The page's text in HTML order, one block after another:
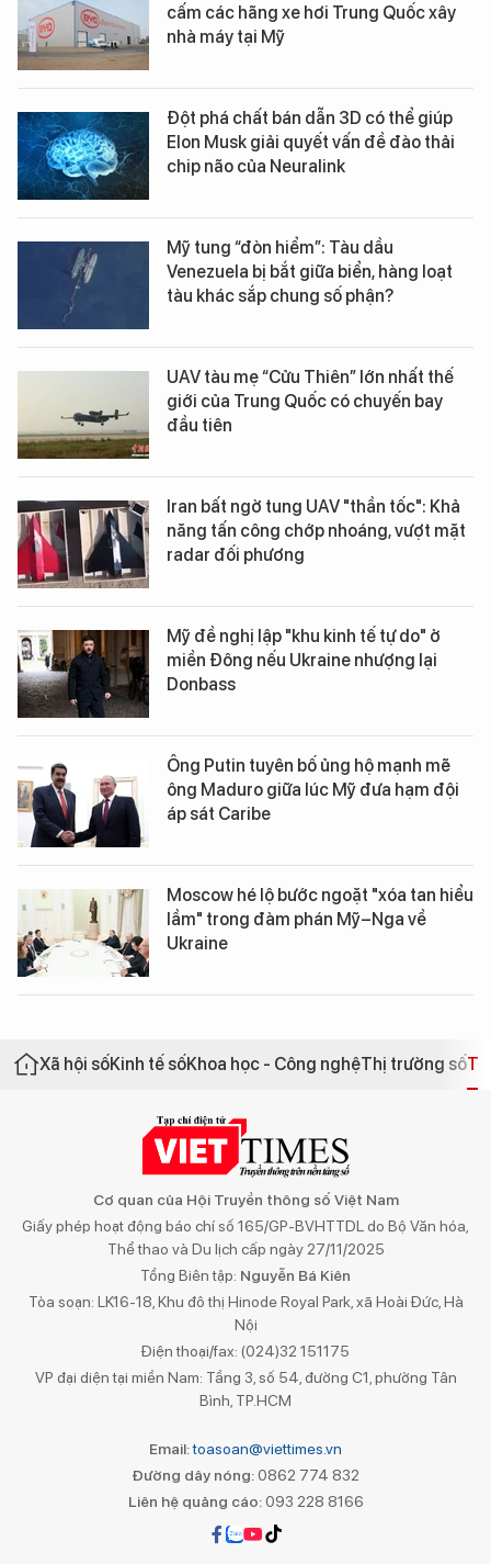
cấm các hãng xe hơi Trung Quốc xây
nhà máy tại Mỹ
Đột phá chất bán dẫn 3D có thể giúp
Elon Musk giải quyết vấn đề đào thải
chip não của Neuralink
Mỹ tung “đòn hiểm”: Tàu dầu
Venezuela bị bắt giữa biển, hàng loạt
tàu khác sắp chung số phận?
UAV tàu mẹ “Cửu Thiên” lớn nhất thế
giới của Trung Quốc có chuyến bay
đầu tiên
Iran bất ngờ tung UAV "thần tốc": Khả
năng tấn công chớp nhoáng, vượt mặt
radar đối phương
Mỹ đề nghị lập "khu kinh tế tự do" ở
miền Đông nếu Ukraine nhượng lại
Donbass
Ông Putin tuyên bố ủng hộ mạnh mẽ
ông Maduro giữa lúc Mỹ đưa hạm đội
áp sát Caribe
Moscow hé lộ bước ngoặt "xóa tan hiểu
lầm" trong đàm phán Mỹ–Nga về
Ukraine
Xã hội sốKinh tế sốKhoa học - Công nghệThị trường số
Cơ quan của Hội Truyền thông số Việt Nam
Giấy phép hoạt động báo chí số 165/GP-BVHTTDL do Bộ Văn hóa,
Thể thao và Du lịch cấp ngày 27/11/2025
Tổng Biên tập: Nguyễn Bá Kiên
Tòa soạn: LK16-18, Khu đô thị Hinode Royal Park, xã Hoài Đức, Hà
Nội
Điện thoại/fax: (024)32 151175
VP đại diện tại miền Nam: Tầng 3, số 54, đường C1, phường Tân
Bình, TP.HCM
Email:toasoan@viettimes.vn
Đường dây nóng: 0862 774 832
Liên hệ quảng cáo:093 228 8166